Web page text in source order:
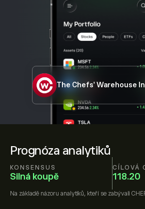
Prognóza analytiků
KONSENSUS
Silná koupě
CÍLOVÁ
118.20
Na základě názoru analytiků, kteří se zabývali
The Chefs' Warehouse